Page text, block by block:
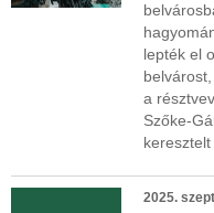
lepték el
a
Szőke-
2025.